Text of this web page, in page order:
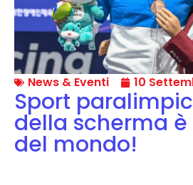
News & Eventi 10
Sport
della scherma
del mondo!